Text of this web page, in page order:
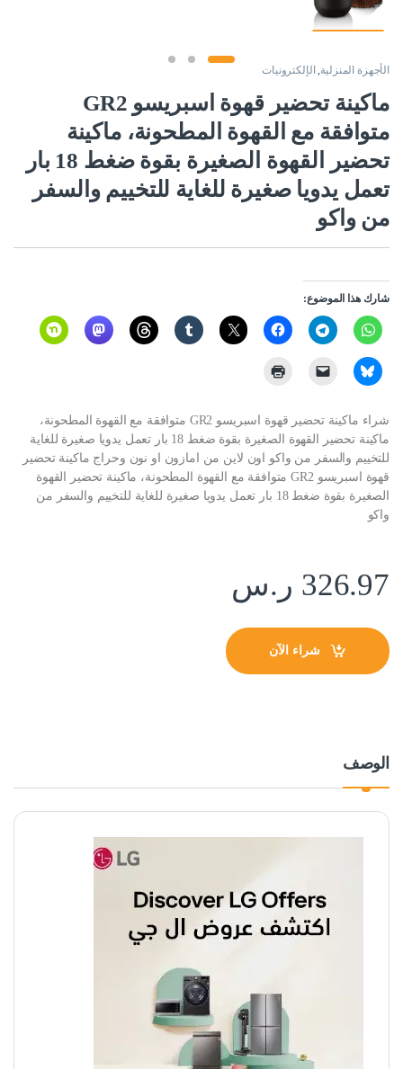
الأجهزة المنزلية,الإلكترونيات
ماكينة تحضير قهوة اسبريسو GR2
متوافقة مع القهوة المطحونة، ماكينة
تحضير القهوة الصغيرة بقوة ضغط 18 بار
تعمل يدويا صغيرة للغاية للتخييم والسفر
من واكو
شارك هذا الموضوع:
شراء ماكينة تحضير قهوة اسبريسو GR2 متوافقة مع القهوة المطحونة،
ماكينة تحضير القهوة الصغيرة بقوة ضغط 18 بار تعمل يدويا صغيرة للغاية
للتخييم والسفر من واكو اون لاين من امازون او نون وحراج ماكينة تحضير
قهوة اسبريسو GR2 متوافقة مع القهوة المطحونة، ماكينة تحضير القهوة
الصغيرة بقوة ضغط 18 بار تعمل يدويا صغيرة للغاية للتخييم والسفر من
واكو
326.97 ر.س
شراء الآن
الوصف